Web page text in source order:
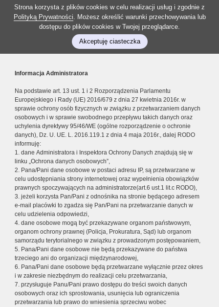
Strona korzysta z plików cookies w celu realizacji usług i zgodnie z
Polityką Prywatności. Możesz określić warunki przechowywania lub
dostępu do plików cookies w Twojej przeglądarce.
Akceptuję ciasteczka
Informacja Administratora
Na podstawie art. 13 ust. 1 i 2 Rozporządzenia Parlamentu
Europejskiego i Rady (UE) 2016/679 z dnia 27 kwietnia 2016r. w
sprawie ochrony osób fizycznych w związku z przetwarzaniem danych
osobowych i w sprawie swobodnego przepływu takich danych oraz
uchylenia dyrektywy 95/46/WE (ogólne rozporządzenie o ochronie
danych), Dz. U. UE. L. 2016.119.1 z dnia 4 maja 2016r., dalej RODO
informuję:
1. dane Administratora i Inspektora Ochrony Danych znajdują się w
linku „Ochrona danych osobowych”,
2. Pana/Pani dane osobowe w postaci adresu IP, są przetwarzane w
celu udostępniania strony internetowej oraz wypełnienia obowiązków
prawnych spoczywających na administratorze(art.6 ust.1 lit.c RODO),
3. jeżeli korzysta Pan/Pani z odnośnika na stronie będącego adresem
e-mail placówki to zgadza się Pan/Pani na przetwarzanie danych w
celu udzielenia odpowiedzi,
4. dane osobowe mogą być przekazywane organom państwowym,
organom ochrony prawnej (Policja, Prokuratura, Sąd) lub organom
samorządu terytorialnego w związku z prowadzonym postępowaniem,
5. Pana/Pani dane osobowe nie będą przekazywane do państwa
trzeciego ani do organizacji międzynarodowej,
6. Pana/Pani dane osobowe będą przetwarzane wyłącznie przez okres
i w zakresie niezbędnym do realizacji celu przetwarzania,
7. przysługuje Panu/Pani prawo dostępu do treści swoich danych
osobowych oraz ich sprostowania, usunięcia lub ograniczenia
przetwarzania lub prawo do wniesienia sprzeciwu wobec